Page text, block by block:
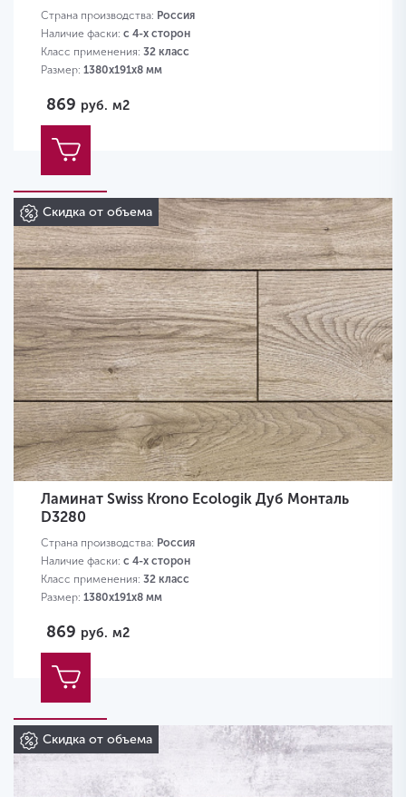
Страна производства: Россия
Наличие фаски: с 4-х сторон
Класс применения: 32 класс
Размер: 1380х191х8 мм
869 руб. м2
Скидка от объема
Ламинат Swiss Krono Ecologik Дуб Монталь
D3280
Страна производства: Россия
Наличие фаски: с 4-х сторон
Класс применения: 32 класс
Размер: 1380х191х8 мм
869 руб. м2
Скидка от объема